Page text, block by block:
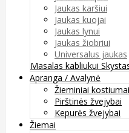
Jaukas karšiui
Jaukas kuojai
Jaukas lynui
Jaukas žiobriui
Universalus jaukas
Masalas kabliukui
Apranga / Avalynė
Žieminiai kostiumai
Pirštinės žvejybai
Kepurės žvejybai
Žiemai